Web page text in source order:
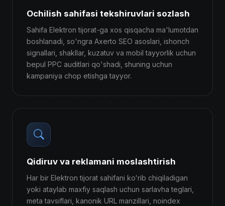
Ochilish sahifasi tekshiruvlari sozlash
Sahifa Elektron tijorat-ga xos qisqacha ma'lumotdan
boshlanadi, so'ngra Axerto SEO asoslari, ishonch
signallari, shakllar, kuzatuv va mobil tayyorlik uchun
bepul PPC auditlari qo'shadi, shuning uchun
kampaniya chop etishga tayyor.
Qidiruv va reklamani moslashtirish
Har bir Elektron tijorat sahifani koʻrib chiqiladigan
yoki ataylab maxfiy saqlash uchun sarlavha teglari,
meta tavsiflari, kanonik URL manzillari, noindex